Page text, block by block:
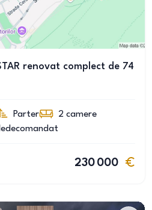
renovat complect de 74
Parter 2 camere
230 000